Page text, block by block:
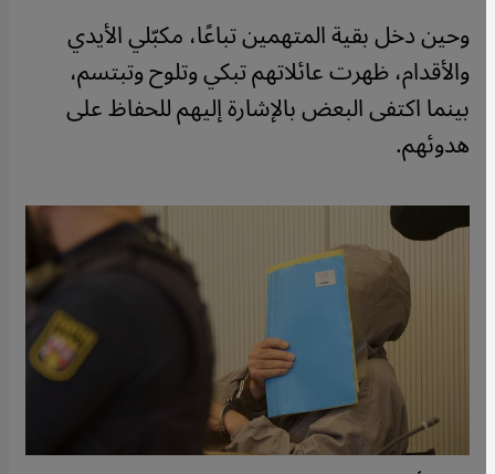
وحين دخل بقية المتهمين تباعًا، مكبّلي الأيدي
والأقدام، ظهرت عائلاتهم تبكي وتلوح وتبتسم،
بينما اكتفى البعض بالإشارة إليهم للحفاظ على
هدوئهم.